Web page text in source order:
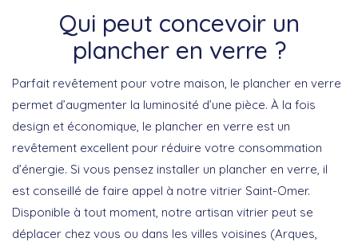
Qui peut concevoir un
plancher en verre ?
Parfait revêtement pour votre maison, le plancher en verre
permet d’augmenter la luminosité d’une pièce. À la fois
design et économique, le plancher en verre est un
revêtement excellent pour réduire votre consommation
d’énergie. Si vous pensez installer un plancher en verre, il
est conseillé de faire appel à notre vitrier Saint-Omer.
Disponible à tout moment, notre artisan vitrier peut se
déplacer chez vous ou dans les villes voisines (Arques,